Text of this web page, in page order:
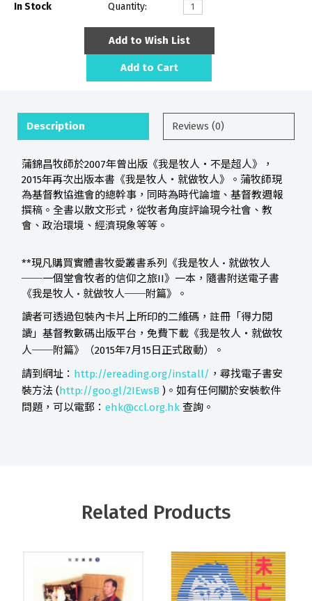
In Stock Quantity:
Add to Wish List
Add to Cart
Description Reviews (0)
蒲錦昌牧師於2007年曾出版《我是牧人‧不是超人》，
2015年再次出版本書《我是牧人‧就做牧人》。蒲牧師現
為基督教協進會的總幹事，同時為時代論壇、基督教週報
撰稿。全書以散文形式，從牧者角度評論現今社會、教
會、政治環境、經濟現象等等。
**現凡購買實體書牧愛叢書系列《我是牧人 ‧ 就做牧人
──一個堂會牧者的信仰之旅II》一本，隨書附送電子書
《我是牧人 ‧ 就做牧人──附篇》。
讀者可透過包裝內卡片上所印的二維碼，註冊「得力閱
讀」基督教數碼出版平台，免費下載《我是牧人‧就做牧
人──附篇》（2015年7月15日正式啟動）。
請到網址： http://ereading.org/install/ ，尋找電子書安
裝方法 (http://goo.gl/2IEwsB )。如有任何關於安裝軟件
問題，可以電郵： ehk@ccl.org.hk 查詢。
Related Products